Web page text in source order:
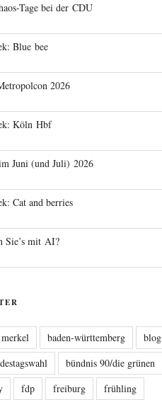
Tage bei der CDU
Blue bee
2026
Köln Hbf
Juni (und Juli) 2026
Cat and berries
Sie’s mit AI?
baden-württemberg
blog
bündnis 90/die grünen
fdp freiburg
frühling